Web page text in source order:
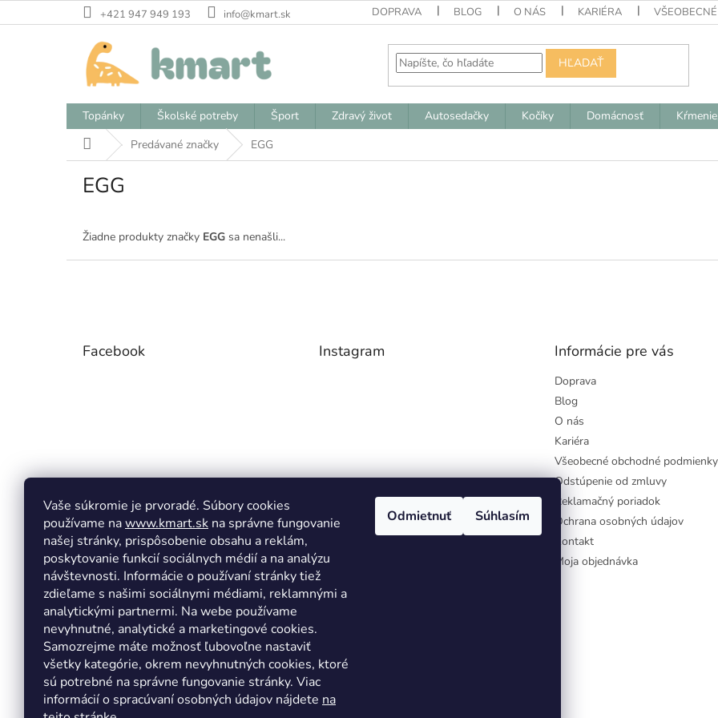
Vaše súkromie je prvoradé. Súbory cookies
používame nawww.kmart.sk na správne fungovanie
našej stránky, prispôsobenie obsahu a reklám,
poskytovanie funkcií sociálnych médií a na analýzu
návštevnosti. Informácie o používaní stránky tiež
zdieľame s našimi sociálnymi médiami, reklamnými a
analytickými partnermi. Na webe používame
nevyhnutné, analytické a marketingové cookies.
Samozrejme máte možnosť ľubovoľne nastaviť
všetky kategórie, okrem nevyhnutných cookies, ktoré
sú potrebné na správne fungovanie stránky. Viac
informácií o spracúvaní osobných údajov nájdete na
Odmietnuť Súhlasím
na
+421 947 949 193 info@kmart.sk DOPRAVA BLOG O NÁS KARIÉRA
HĽADAŤ
Topánky Školské potreby Šport Zdravý život Autosedačky Kočíky Domácnosť
DomovPredávané značky EGG
EGG
Žiadne produkty značky EGG sa nenašli...
Facebook Instagram Informácie pre vás
Doprava
Blog
O nás
Kariéra
Všeobecné obchodné podmienky
Odstúpenie od zmluvy
Reklamačný poriadok
Ochrana osobných údajov
Kontakt
Moja objednávka
Copyright 2026Kmart.sk. Všetky práva vyhradené.